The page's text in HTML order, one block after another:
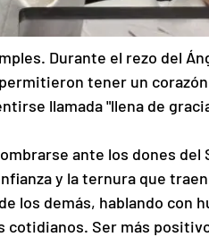
Durante el rezo del
tener un
llamada "llena de
ante los dones
y la ternura que
los demás, hablando con
cotidianos. Ser más